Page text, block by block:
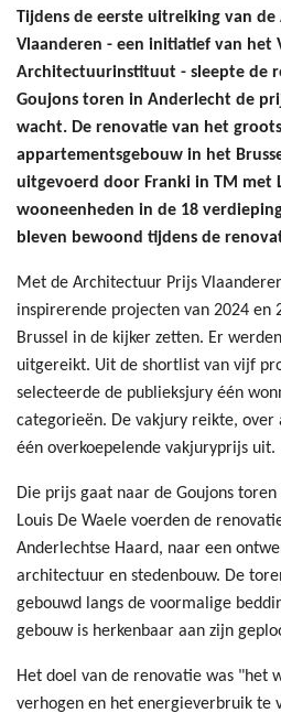
Tijdens de eerste uitreiking van
Vlaanderen - een initiatief van het
Architectuurinstituut - sleepte de
Goujons toren in Anderlecht de
wacht. De renovatie van het
appartementsgebouw in het
uitgevoerd door Franki in TM met
wooneenheden in de 18
bleven bewoond tijdens de
Met de Architectuur Prijs
inspirerende projecten van 2024 en
Brussel in de kijker zetten. Er
uitgereikt. Uit de shortlist van vijf
selecteerde de publieksjury één
categorieën. De vakjury reikte, over
één overkoepelende vakjuryprijs uit.
Die prijs gaat naar de Goujons
Louis De Waele voerden de
Anderlechtse Haard, naar een
architectuur en stedenbouw. De
gebouwd langs de voormalige
gebouw is herkenbaar aan zijn
Het doel van de renovatie was "het
verhogen en het energieverbruik te